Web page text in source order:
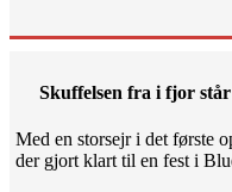
Skuffelsen fra i fjor
Med en storsejr i det første
der gjort klart til en fest i